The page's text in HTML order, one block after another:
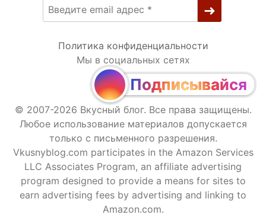
Политика конфиденциальности
Мы в социальных сетях
Подписывайся
© 2007-2026 Вкусный блог. Все права защищены.
Любое использование материалов допускается
только с письменного разрешения.
Vkusnyblog.com participates in the Amazon Services
LLC Associates Program, an affiliate advertising
program designed to provide a means for sites to
earn advertising fees by advertising and linking to
Amazon.com.